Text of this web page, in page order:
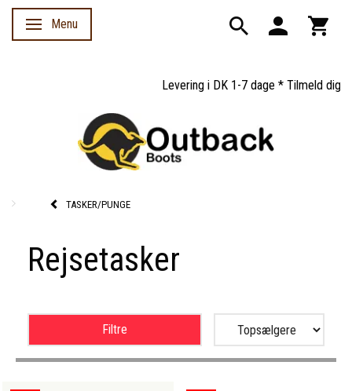
Skifte navigation
Menu
Levering i DK 1-7 dage * Tilmeld dig
TASKER/PUNGE
Rejsetasker
Filtre